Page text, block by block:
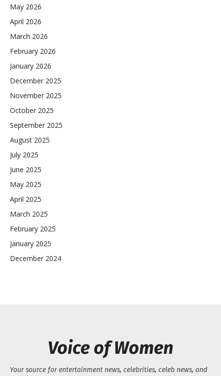
May 2026
April 2026
March 2026
February 2026
January 2026
December 2025
November 2025
October 2025
September 2025
August 2025
July 2025
June 2025
May 2025
April 2025
March 2025
February 2025
January 2025
December 2024
Voice of Women
Your source for entertainment news, celebrities, celeb news, and